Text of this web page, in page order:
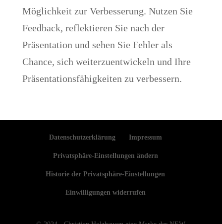
Möglichkeit zur Verbesserung. Nutzen Sie
Feedback, reflektieren Sie nach der
Präsentation und sehen Sie Fehler als
Chance, sich weiterzuentwickeln und Ihre
Präsentationsfähigkeiten zu verbessern.
Datenschutzerklärung Impressum
Privatsphäre-Einstellungen ändern
Historie der Privatsphäre-Einstellungen
Einwilligungen widerrufen